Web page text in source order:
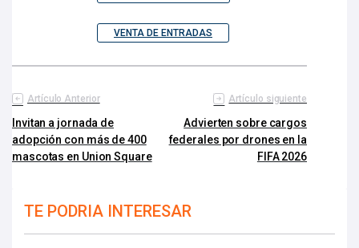
VENTA DE ENTRADAS
Artículo Anterior
Invitan a jornada de
adopción con más de 400
mascotas en Union Square
Artículo siguiente
Advierten sobre cargos
federales por drones en la
FIFA 2026
TE PODRIA INTERESAR